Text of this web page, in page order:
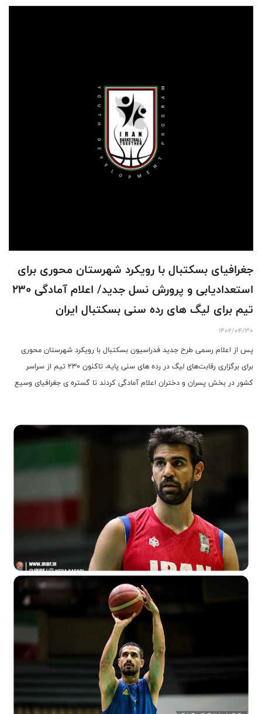
جغرافیای بسکتبال با رویکرد شهرستان محوری برای
استعدادیابی و پرورش نسل جدید/ اعلام آمادگی ۲۳۰
تیم برای لیگ های رده سنی بسکتبال ایران
1402/04/30
پس از اعلام رسمی طرح جدید فدراسیون بسکتبال با رویکرد شهرستان محوری
برای برگزاری رقابت‌های لیگ در رده های سنی پایه، تاکنون ۲۳۰ تیم از سراسر
کشور در بخش پسران و دختران اعلام آمادگی کردند تا گستره ی جغرافیای وسیع